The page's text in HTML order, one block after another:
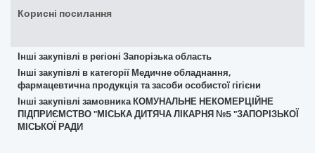
Корисні посилання
Інші закупівлі в регіоні Запорізька область
Інші закупівлі в категорії Медичне обладнання,
фармацевтична продукція та засоби особистої гігієни
Інші закупівлі замовника КОМУНАЛЬНЕ НЕКОМЕРЦІЙНЕ
ПІДПРИЄМСТВО "МІСЬКА ДИТЯЧА ЛІКАРНЯ №5 "ЗАПОРІЗЬКОЇ
МІСЬКОЇ РАДИ